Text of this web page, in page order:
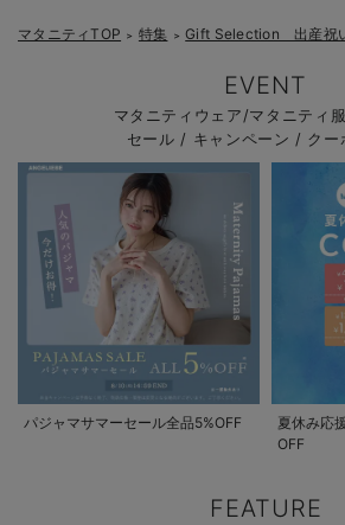
マタニティTOP ＞ 特集 ＞ Gift Selection 出産祝
EVENT
マタニティウェア/マタニティ
セール / キャンペーン / クー
パジャマサマーセール全品5%OFF
夏休み応
OFF
FEATURE